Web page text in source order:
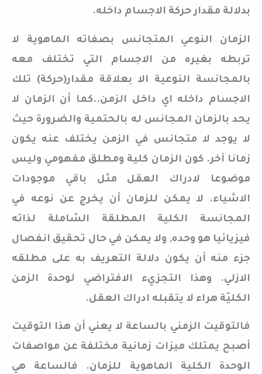
بدلالة مقدار حركة الاجسام داخله.
الزمان النوعي المتجانس بصفاته الماهوية لا
تربطه بغيره من الاجسام التي تختلف معه
بالمجانسة النوعية الا بعلاقة مقدار(حركة) تلك
الاجسام داخله اي داخل الزمن..كما أن الزمان لا
يحد بالزمان المجانس له بالحتمية والضرورة حيث
لا يوجد لا متجانس في الزمن يختلف عنه يكون
زمانا آخر. كون الزمان كلية ومطلق مفهومي وليس
موضوعا لادراك العقل مثل باقي موجودات
الاشياء. لا يمكن للزمان أن يخرج عن نوعه في
المجانسة الكلية المطلقة الشاملة لذاته
فيزيائيا هو وحده, ولا يمكن في حال تحقيق انفصال
جزء منه أن يكون دلالة التعريف به على مطلقه
الازلي. وهذا التجزيء الافتراضي لوحدة الزمن
الكليّة هراء لا يتقبله ادراك العقل.
فالتوقيت الزمني بالساعة لا يعني أن هذا التوقيت
أصبح يمتلك ميزات زمانية مختلفة عن مواصفات
الوحدة الكلية الماهوية للزمان. فالساعة هي